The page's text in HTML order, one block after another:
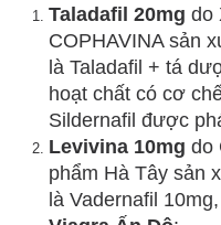
Taladafil 20mg do
COPHAVINA sản
là Taladafil + tá
hoạt chất có cơ
Sildernafil được
Levivina 10mg do
phẩm Hà Tây sản
là Vadernafil